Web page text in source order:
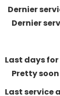
Dernier
Dernier
Last days
Pretty
Last service